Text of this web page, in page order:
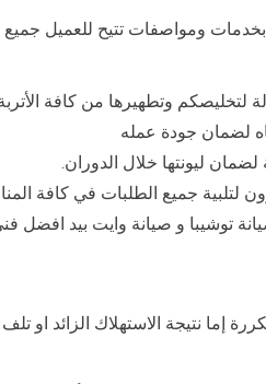
ومواصفات تتيح للعميل جميع
وتطهيرها من كافة
لضمان جودة عمله
ليونتها خلال الدوران.
توشيبا و صيانة وايت بيد افضل
نتيجة الاستهلاك الزائد او